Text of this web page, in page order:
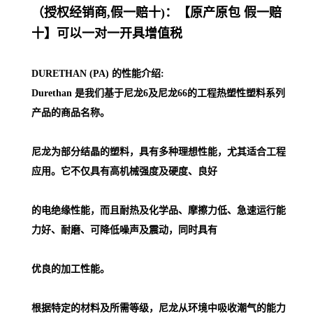
（授权经销商,假一赔十)：【原产原包 假一赔
十】可以一对一开具增值税
DURETHAN (PA) 的性能介绍:
Durethan 是我们基于尼龙6及尼龙66的工程热塑性塑料系列
产品的商品名称。
尼龙为部分结晶的塑料，具有多种理想性能，尤其适合工程
应用。它不仅具有高机械强度及硬度、良好
的电绝缘性能，而且耐热及化学品、摩擦力低、急速运行能
力好、耐磨、可降低噪声及震动，同时具有
优良的加工性能。
根据特定的材料及所需等级，尼龙从环境中吸收潮气的能力